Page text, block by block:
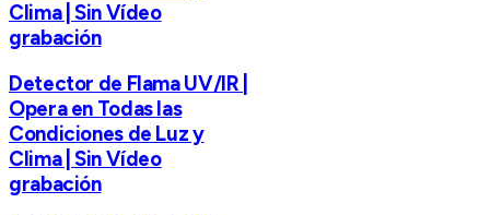
Clima | Sin Vídeo
grabación
Detector de Flama UV/IR |
Opera en Todas las
Condiciones de Luz y
Clima | Sin Vídeo
grabación